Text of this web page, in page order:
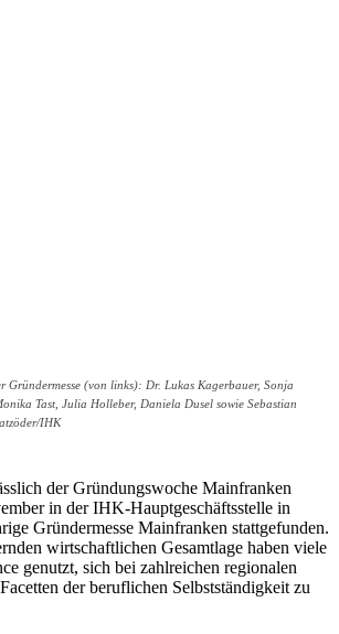
Gründermesse (von links): Dr. Lukas Kagerbauer, Sonja
Tast, Julia Holleber, Daniela Dusel sowie Sebastian
IHK
der Gründungswoche Mainfranken
in der IHK-Hauptgeschäftsstelle in
Gründermesse Mainfranken stattgefunden.
wirtschaftlichen Gesamtlage haben viele
genutzt, sich bei zahlreichen regionalen
der beruflichen Selbstständigkeit zu